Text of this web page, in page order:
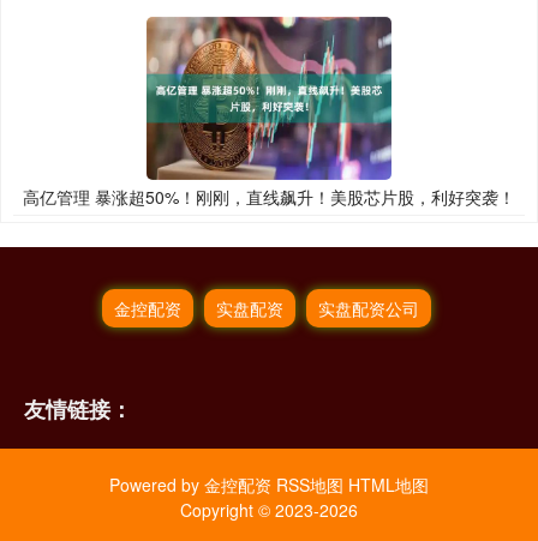
高亿管理 暴涨超50%！刚刚，直线飙升！美股芯片股，利好突袭！
金控配资 实盘配资 实盘配资公司
友情链接：
Powered by 金控配资 RSS地图 HTML地图
Copyright © 2023-2026